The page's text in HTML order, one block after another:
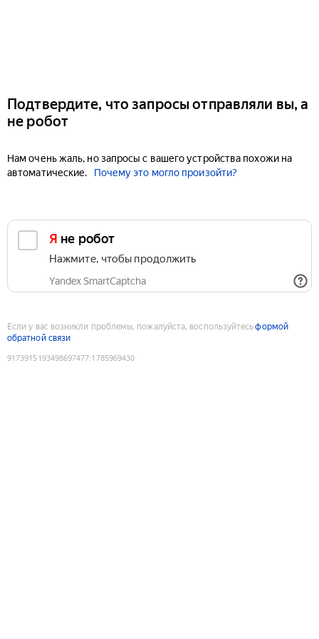
Подтвердите, что запросы отправляли вы, а
не робот
Нам очень жаль, но запросы с вашего устройства похожи на
автоматические.
Почему это могло произойти?
Я не робот
Нажмите, чтобы продолжить
Yandex SmartCaptcha
Если у вас возникли проблемы, пожалуйста, воспользуйтесьформой
обратной связи
9173915193498697477:1785969430